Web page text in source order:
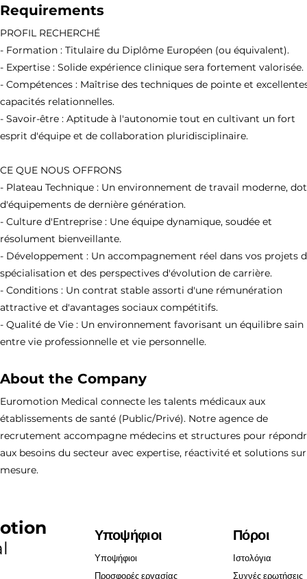
Requirements
PROFIL RECHERCHÉ
- Formation : Titulaire du Diplôme Européen (ou équivalent).
- Expertise : Solide expérience clinique sera fortement valorisée.
- Compétences : Maîtrise des techniques de pointe et
capacités relationnelles.
- Savoir-être : Aptitude à l'autonomie tout en cultivant un fort
esprit d'équipe et de collaboration pluridisciplinaire.
CE QUE NOUS OFFRONS
- Plateau Technique : Un environnement de travail moderne,
d'équipements de dernière génération.
- Culture d'Entreprise : Une équipe dynamique, soudée et
résolument bienveillante.
- Développement : Un accompagnement réel dans vos projets
spécialisation et des perspectives d'évolution de carrière.
- Conditions : Un contrat stable assorti d'une rémunération
attractive et d'avantages sociaux compétitifs.
- Qualité de Vie : Un environnement favorisant un équilibre sain
entre vie professionnelle et vie personnelle.
About the Company
Euromotion Medical connecte les talents médicaux aux
établissements de santé (Public/Privé). Notre agence de
recrutement accompagne médecins et structures pour
aux besoins du secteur avec expertise, réactivité et solutions sur
mesure.
Υποψήφιοι
Υποψήφιοι
Προσφορές εργασίας
Πόροι
Ιστολόγια
Συχνές ερωτήσεις